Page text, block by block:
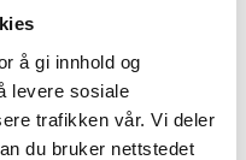
å gi innhold og
levere sosiale
trafikken vår. Vi deler
du bruker nettstedet